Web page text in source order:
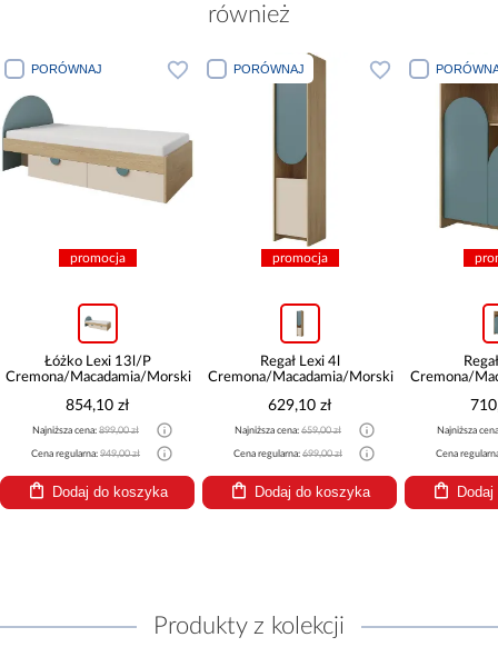
również
13l/P
Morski
899,00 zł
949,00 zł
koszyka
PORÓWNAJ
Cremona/Macadamia/Morski
Najniższa cena: 659,00 zł
Cena regularna: 699,00 zł
Dodaj do koszyka
PORÓWNAJ
Cremona/Macadamia/
Najniższa cena: 749,00 zł
Cena regularna: 789,00 zł
Dodaj do koszyka
Produkty z kolekcji